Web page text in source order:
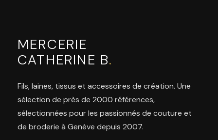
MERCERIE
CATHERINE B.
Fils, laines, tissus et accessoires de création. Une
sélection de près de 2000 références,
sélectionnées pour les passionnés de couture et
de broderie à Genève depuis 2007.